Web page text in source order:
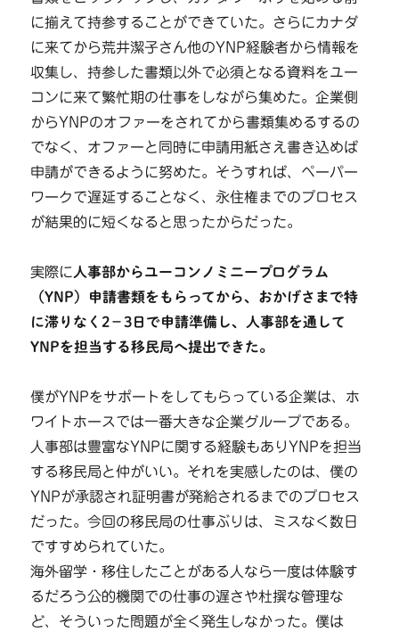
に揃えて持参することができていた。さらにカナダ
に来てから荒井潔子さん他のYNP経験者から情報を
収集し、持参した書類以外で必須となる資料をユー
コンに来て繁忙期の仕事をしながら集めた。企業側
からYNPのオファーをされてから書類集めるするの
でなく、オファーと同時に申請用紙さえ書き込めば
申請ができるように努めた。そうすれば、ペーパー
ワークで遅延することなく、永住権までのプロセス
が結果的に短くなると思ったからだった。
実際に人事部からユーコンノミニープログラム
（YNP）申請書類をもらってから、おかげさまで特
に滞りなく2−3日で申請準備し、人事部を通して
YNPを担当する移民局へ提出できた。
僕がYNPをサポートをしてもらっている企業は、ホ
ワイトホースでは一番大きな企業グループである。
人事部は豊富なYNPに関する経験もありYNPを担当
する移民局と仲がいい。それを実感したのは、僕の
YNPが承認され証明書が発給されるまでのプロセス
だった。今回の移民局の仕事ぶりは、ミスなく数日
ですすめられていた。
海外留学・移住したことがある人なら一度は体験す
るだろう公的機関での仕事の遅さや杜撰な管理な
ど、そういった問題が全く発生しなかった。僕は